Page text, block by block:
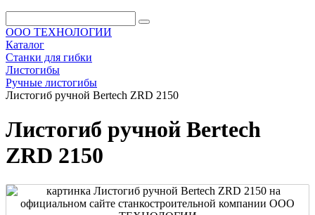
ООО ТЕХНОЛОГИИ
Каталог
Станки для гибки
Листогибы
Ручные листогибы
Листогиб ручной Bertech ZRD 2150
Листогиб ручной Bertech
ZRD 2150